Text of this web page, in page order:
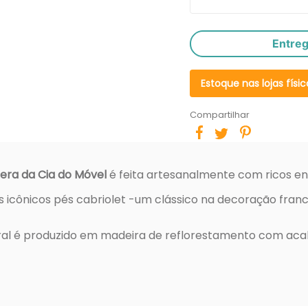
Estoque nas lojas
Compartilhar
da Cia do Móvelé feita artesanalmente com ricos
pés cabriolet -um clássico na decoração
é produzido em madeira de reflorestamento com